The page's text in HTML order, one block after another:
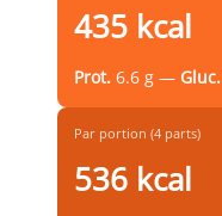
435 kcal
Prot. 6.6 g — Gluc.
Par portion (4 parts)
536 kcal